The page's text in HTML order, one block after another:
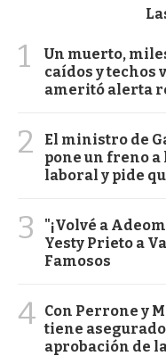
1
Un muerto,
caídos y techos
ameritó alerta
2
El ministro de
pone un freno
laboral y pide
3
"¡Volvé a
Yesty Prieto a
Famosos
4 Con Perrone y
tiene
aprobación de